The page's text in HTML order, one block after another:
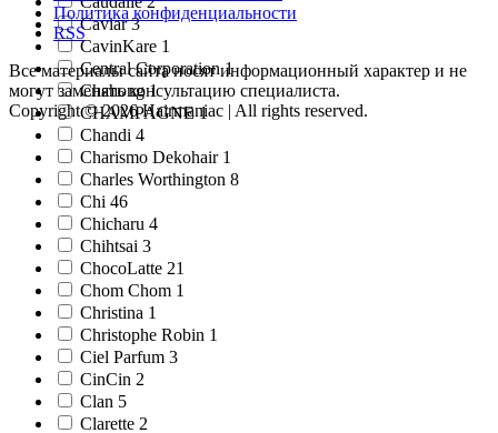
Caviar 3
CavinKare 1
Central Corporation 1
Chahong 1
CHAMPAGNE 1
Chandi 4
Charismo Dekohair 1
Charles Worthington 8
Chi 46
Chicharu 4
Chihtsai 3
ChocoLatte 21
Chom Chom 1
Christina 1
Christophe Robin 1
Ciel Parfum 3
CinCin 2
Clan 5
Clarette 2
Политика конфиденциальности
RSS
Все материалы сайта носят информационный характер и не
могут заменять консультацию специалиста.
Copyright © 2026 Hairmaniac | All rights reserved.